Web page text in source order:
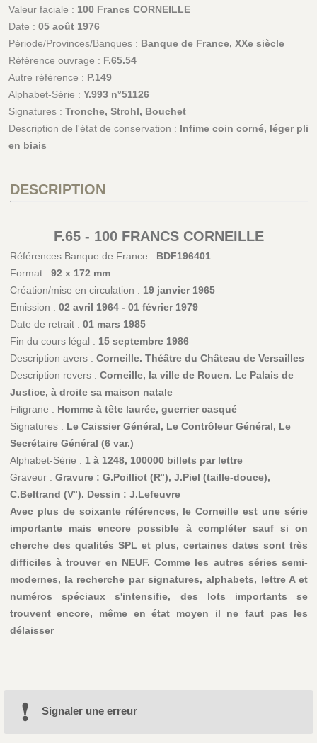
Valeur faciale : 100 Francs CORNEILLE
Date : 05 août 1976
Période/Provinces/Banques : Banque de France, XXe siècle
Référence ouvrage : F.65.54
Autre référence : P.149
Alphabet-Série : Y.993 n°51126
Signatures : Tronche, Strohl, Bouchet
Description de l'état de conservation : Infime coin corné, léger pli
en biais
DESCRIPTION
F.65 - 100 FRANCS CORNEILLE
Références Banque de France : BDF196401
Format : 92 x 172 mm
Création/mise en circulation : 19 janvier 1965
Emission : 02 avril 1964 - 01 février 1979
Date de retrait : 01 mars 1985
Fin du cours légal : 15 septembre 1986
Description avers : Corneille. Théâtre du Château de Versailles
Description revers : Corneille, la ville de Rouen. Le Palais de
Justice, à droite sa maison natale
Filigrane : Homme à tête laurée, guerrier casqué
Signatures : Le Caissier Général, Le Contrôleur Général, Le
Secrétaire Général (6 var.)
Alphabet-Série : 1 à 1248, 100000 billets par lettre
Graveur : Gravure : G.Poilliot (R°), J.Piel (taille-douce),
C.Beltrand (V°). Dessin : J.Lefeuvre
Avec plus de soixante références, le Corneille est une série
importante mais encore possible à compléter sauf si on
cherche des qualités SPL et plus, certaines dates sont très
difficiles à trouver en NEUF. Comme les autres séries semi-
modernes, la recherche par signatures, alphabets, lettre A et
numéros spéciaux s'intensifie, des lots importants se
trouvent encore, même en état moyen il ne faut pas les
délaisser
Signaler une erreur